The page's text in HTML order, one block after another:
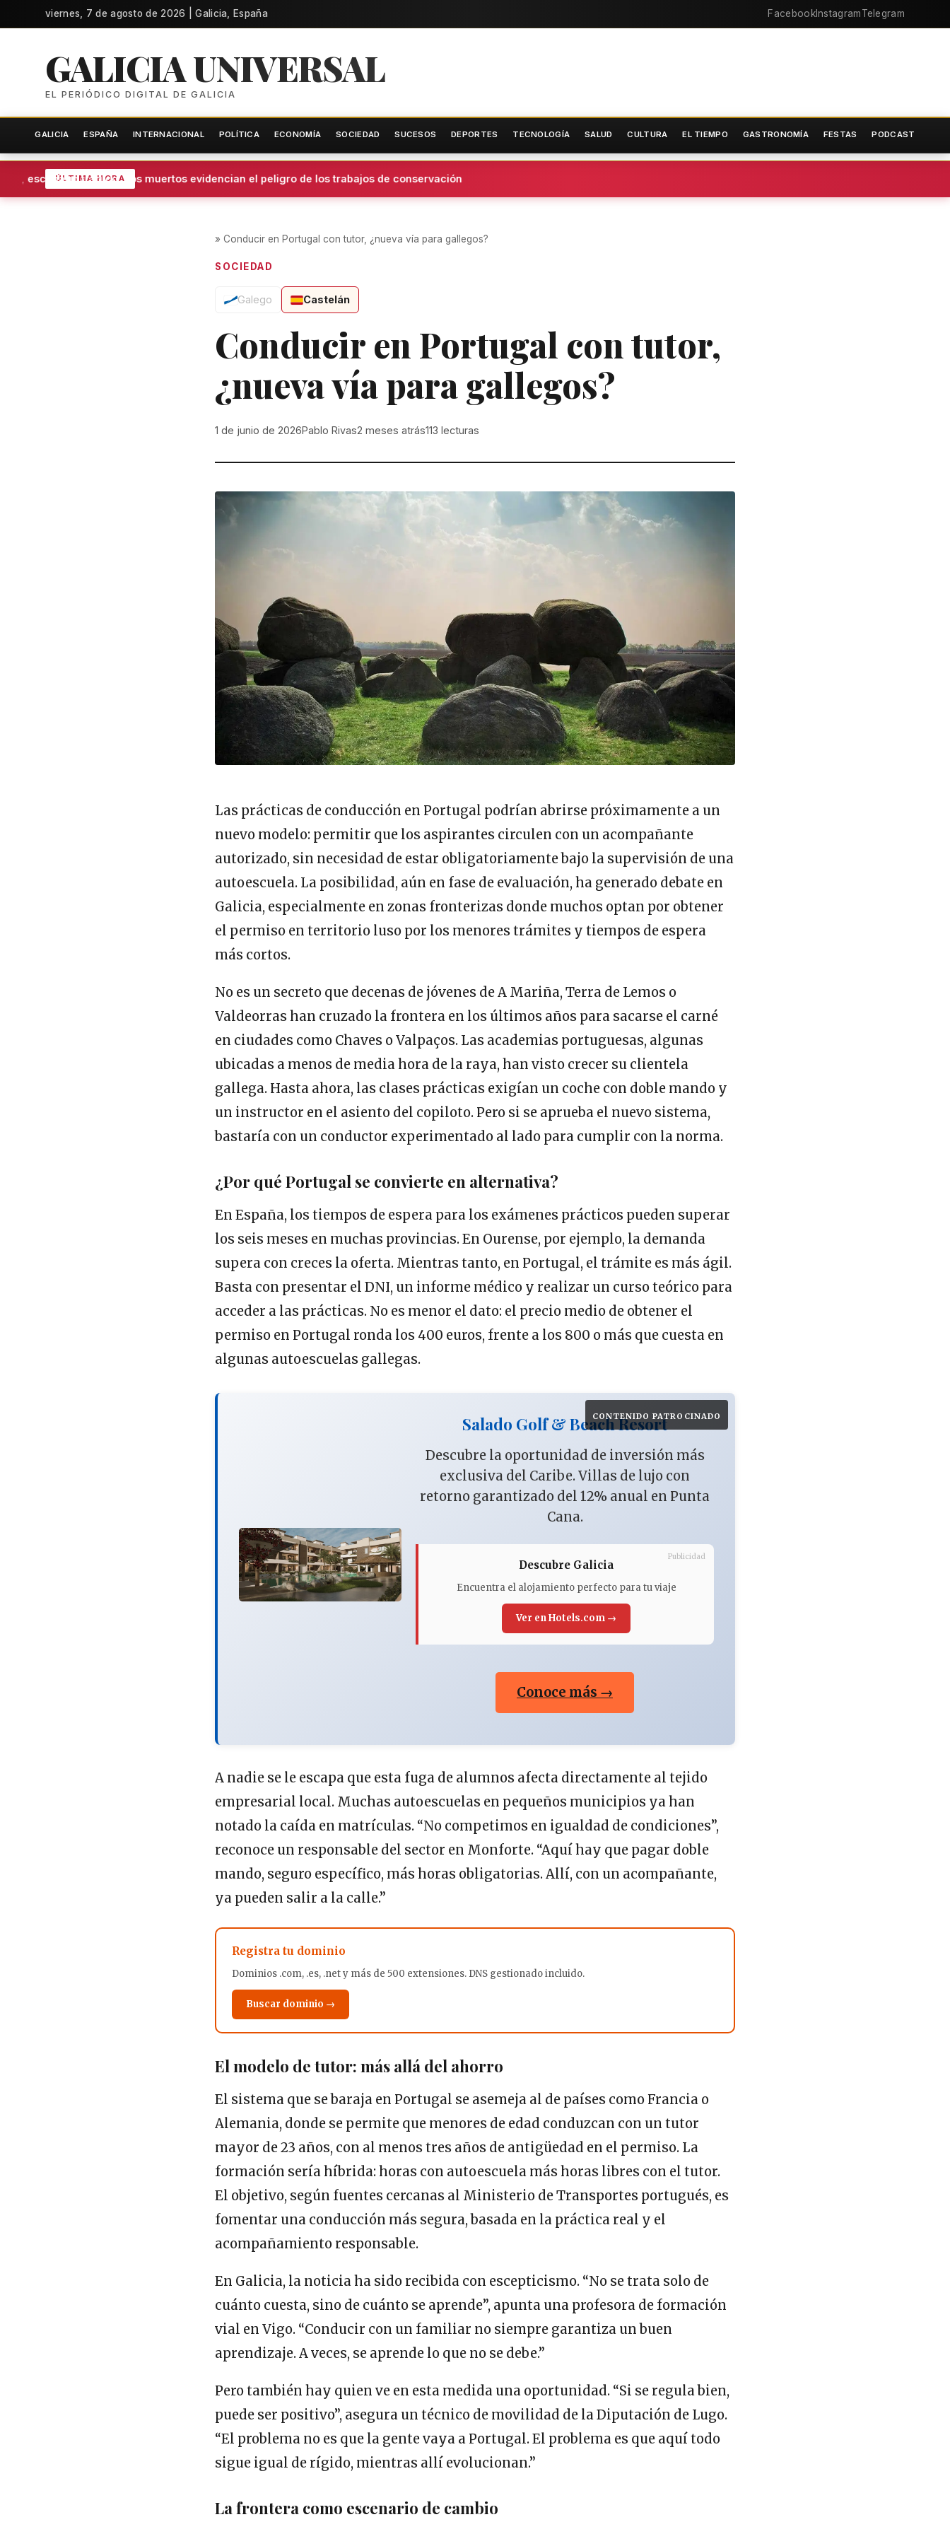
viernes, 7 de agosto de 2026 | Galicia, España FacebookInstagramTelegram
GALICIA UNIVERSAL
EL PERIÓDICO DIGITAL DE GALICIA
GALICIA ESPAÑA INTERNACIONAL POLÍTICA ECONOMÍA SOCIEDAD SUCESOS DEPORTES TECNOLOGÍA SALUD CULTURA EL TIEMPO GASTRONOMÍA FESTAS PODCAST
ÚLTIMA HORA
escenario trágico: dos muertos evidencian el peligro de los trabajos de conservación
» Conducir en Portugal con tutor, ¿nueva vía para gallegos?
SOCIEDAD
Galego Castelán
Conducir en Portugal con tutor,
¿nueva vía para gallegos?
1 de junio de 2026Pablo Rivas2 meses atrás113 lecturas
Las prácticas de conducción en Portugal podrían abrirse próximamente a un
nuevo modelo: permitir que los aspirantes circulen con un acompañante
autorizado, sin necesidad de estar obligatoriamente bajo la supervisión de una
autoescuela. La posibilidad, aún en fase de evaluación, ha generado debate en
Galicia, especialmente en zonas fronterizas donde muchos optan por obtener
el permiso en territorio luso por los menores trámites y tiempos de espera
más cortos.
No es un secreto que decenas de jóvenes de A Mariña, Terra de Lemos o
Valdeorras han cruzado la frontera en los últimos años para sacarse el carné
en ciudades como Chaves o Valpaços. Las academias portuguesas, algunas
ubicadas a menos de media hora de la raya, han visto crecer su clientela
gallega. Hasta ahora, las clases prácticas exigían un coche con doble mando y
un instructor en el asiento del copiloto. Pero si se aprueba el nuevo sistema,
bastaría con un conductor experimentado al lado para cumplir con la norma.
¿Por qué Portugal se convierte en alternativa?
En España, los tiempos de espera para los exámenes prácticos pueden superar
los seis meses en muchas provincias. En Ourense, por ejemplo, la demanda
supera con creces la oferta. Mientras tanto, en Portugal, el trámite es más ágil.
Basta con presentar el DNI, un informe médico y realizar un curso teórico para
acceder a las prácticas. No es menor el dato: el precio medio de obtener el
permiso en Portugal ronda los 400 euros, frente a los 800 o más que cuesta en
algunas autoescuelas gallegas.
CONTENIDO PATROCINADO
Salado Golf & Beach Resort
Descubre la oportunidad de inversión más
exclusiva del Caribe. Villas de lujo con
retorno garantizado del 12% anual en Punta
Cana.
Descubre Galicia
Encuentra el alojamiento perfecto para tu viaje
Ver en Hotels.com →
Publicidad
Conoce más →
A nadie se le escapa que esta fuga de alumnos afecta directamente al tejido
empresarial local. Muchas autoescuelas en pequeños municipios ya han
notado la caída en matrículas. “No competimos en igualdad de condiciones”,
reconoce un responsable del sector en Monforte. “Aquí hay que pagar doble
mando, seguro específico, más horas obligatorias. Allí, con un acompañante,
ya pueden salir a la calle.”
Registra tu dominio
Dominios .com, .es, .net y más de 500 extensiones. DNS gestionado incluido.
Buscar dominio →
El modelo de tutor: más allá del ahorro
El sistema que se baraja en Portugal se asemeja al de países como Francia o
Alemania, donde se permite que menores de edad conduzcan con un tutor
mayor de 23 años, con al menos tres años de antigüedad en el permiso. La
formación sería híbrida: horas con autoescuela más horas libres con el tutor.
El objetivo, según fuentes cercanas al Ministerio de Transportes portugués, es
fomentar una conducción más segura, basada en la práctica real y el
acompañamiento responsable.
En Galicia, la noticia ha sido recibida con escepticismo. “No se trata solo de
cuánto cuesta, sino de cuánto se aprende”, apunta una profesora de formación
vial en Vigo. “Conducir con un familiar no siempre garantiza un buen
aprendizaje. A veces, se aprende lo que no se debe.”
Pero también hay quien ve en esta medida una oportunidad. “Si se regula bien,
puede ser positivo”, asegura un técnico de movilidad de la Diputación de Lugo.
“El problema no es que la gente vaya a Portugal. El problema es que aquí todo
sigue igual de rígido, mientras allí evolucionan.”
La frontera como escenario de cambio